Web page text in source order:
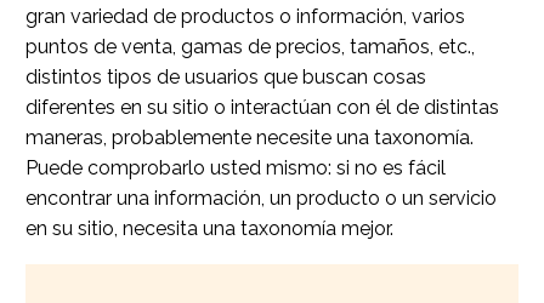
gran variedad de productos o información, varios
puntos de venta, gamas de precios, tamaños, etc.,
distintos tipos de usuarios que buscan cosas
diferentes en su sitio o interactúan con él de distintas
maneras, probablemente necesite una taxonomía.
Puede comprobarlo usted mismo: si no es fácil
encontrar una información, un producto o un servicio
en su sitio, necesita una taxonomía mejor.